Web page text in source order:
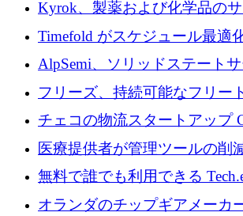
Kyrok、製薬および化学品の
に AI を導入するために 310 万
Timefold がスケジュール最適
ラクチャを拡張するためにシ
1,300 万ドルを調達
AlpSemi、ソリッドステート
カー技術の進歩のために1,700
フリーズ、持続可能なフリー
ンス全土に拡大するために
保
チェコの物流スタートアップ
送量が 1 年で 10 倍に増加し、
利益を獲得
医療提供者が管理ツールの削
a16z が Prosper AI を 3,000 万
無料で誰でも利用できる
Explorer のご紹介
オランダのチップギアメーカ